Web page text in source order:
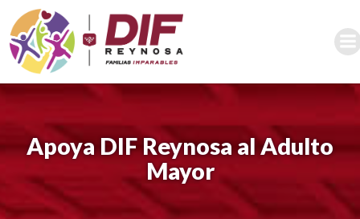
al
contenido
Apoya DIF Reynosa al Adulto
Mayor